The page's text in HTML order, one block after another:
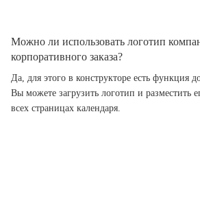
Можно ли использовать логотип
корпоративного заказа?
Да, для этого в конструкторе есть функция
Вы можете загрузить логотип и разместить
всех страницах календаря.